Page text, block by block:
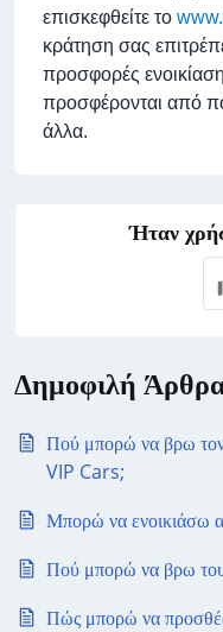
επισκεφθείτε το
κράτηση σας
προσφορές
προσφέρονται από
άλλα.
Ήταν
Δημοφιλή
Πού μπορώ να βρω τον
VIP Cars;
Μπορώ να ενοικιάσω
Πού μπορώ να βρω
Πώς μπορώ να